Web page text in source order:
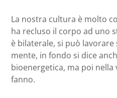
La nostra cultura è molto
ha recluso il corpo ad uno
è bilaterale, si può
mente, in fondo si dice
bioenergetica, ma poi
fanno.